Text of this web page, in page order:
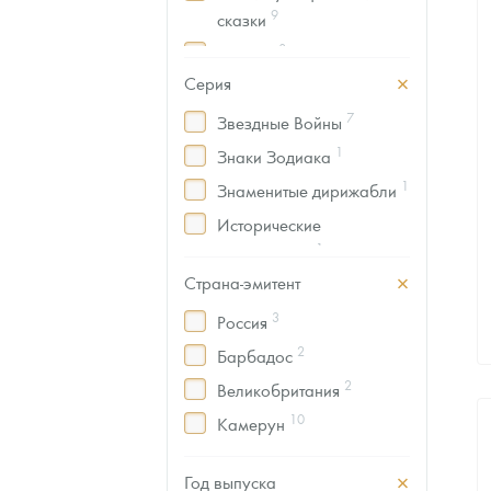
Наборы подарочных и коллекционных монет
Монеты и жетоны из недрагоценных металлов
Книги по нумизматике
сказки 9
8
Транспорт
Серия
Звездные Войны 7
Знаки Зодиака 1
Знаменитые дирижабли 1
Исторические
1
Космос 1
Страна-эмитент
Россия 3
Барбадос 2
Великобритания 2
Камерун 10
1
Год выпуска